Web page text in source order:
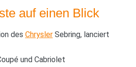
auf einen Blick
des ChryslerSebring, lanciert
und Cabriolet